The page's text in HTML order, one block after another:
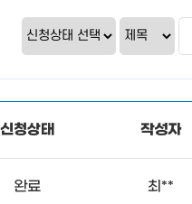
신청상태 작성자
완료 최**